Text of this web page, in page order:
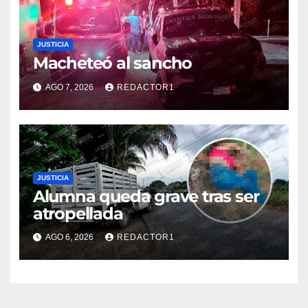
JUSTICIA
Macheteó al sancho
AGO 7, 2026 REDACTOR1
JUSTICIA
Alumna queda grave tras ser
atropellada
AGO 6, 2026 REDACTOR1